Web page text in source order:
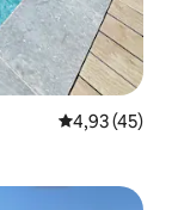
Μέση
4,93 (45)